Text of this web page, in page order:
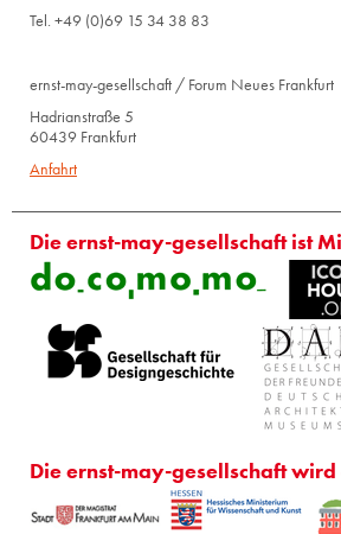
Tel. +49 (0)69 15 34 38 83
ernst-may-gesellschaft / Forum Neues Frankfurt
Hadrianstraße 5
60439 Frankfurt
Anfahrt
Die ernst-may-gesellschaft ist
Die ernst-may-gesellschaft